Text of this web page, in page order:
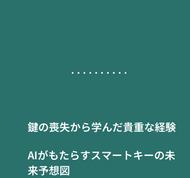
鍵の喪失から学んだ貴重な経験
AIがもたらすスマートキーの未
来予想図